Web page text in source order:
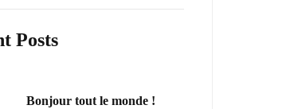
Posts
Bonjour tout le monde !